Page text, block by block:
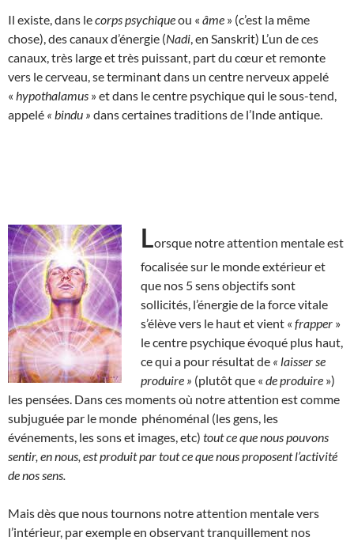
Il existe, dans lecorps psychiqueou « âme » (c’est la même
chose), des canaux d’énergie (Nadi , en Sanskrit) L’un de ces
canaux, très large et très puissant, part du cœur et remonte
vers le cerveau, se terminant dans un centre nerveux appelé
« hypothalamus » et dans le centre psychique qui le sous-tend,
appelé « bindu » dans certaines traditions de l’Inde antique.
Lorsque notre attention mentale est
focalisée sur le monde extérieur et
que nos 5 sens objectifs sont
sollicités, l’énergie de la force vitale
s’élève vers le haut et vient « frapper »
le centre psychique évoqué plus haut,
ce qui a pour résultat de « laisser se
produire » (plutôt que « de produire »)
les pensées. Dans ces moments où notre attention est comme
subjuguée par le monde phénoménal (les gens, les
événements, les sons et images, etc) tout ce que nous pouvons
sentir, en nous, est produit par tout ce que nous proposent l’activité
de nos sens.
Mais dès que nous tournons notre attention mentale vers
l’intérieur, par exemple en observant tranquillement nos